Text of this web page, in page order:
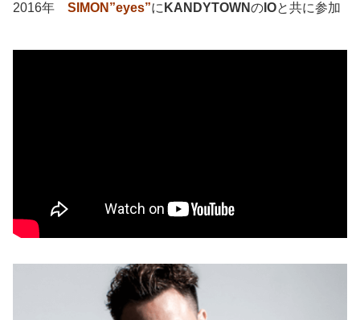
2016年 SIMON”eyes”に KANDYTOWNの IOと共に参加